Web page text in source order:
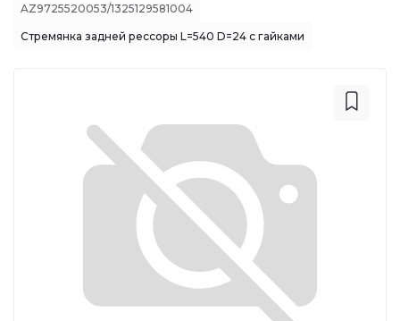
AZ9725520053/1325129581004
Стремянка задней рессоры L=540 D=24 с гайками